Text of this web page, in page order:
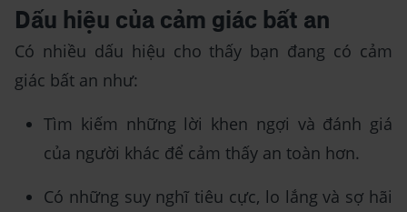
Dấu hiệu của cảm giác bất an
Có nhiều dấu hiệu cho thấy bạn đang có cảm
giác bất an như:
Tìm kiếm những lời khen ngợi và đánh giá
của người khác để cảm thấy an toàn hơn.
Có những suy nghĩ tiêu cực, lo lắng và sợ hãi